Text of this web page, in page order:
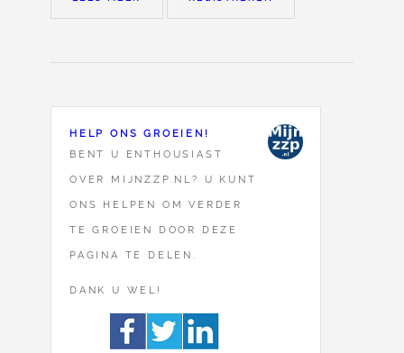
HELP ONS GROEIEN!
BENT U ENTHOUSIAST
OVER MIJNZZP.NL? U KUNT
ONS HELPEN OM VERDER
TE GROEIEN DOOR DEZE
PAGINA TE DELEN.
DANK U WEL!